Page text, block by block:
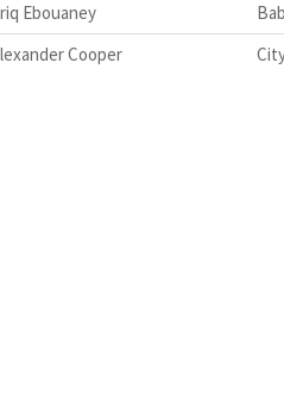
Ebouaney
Cooper